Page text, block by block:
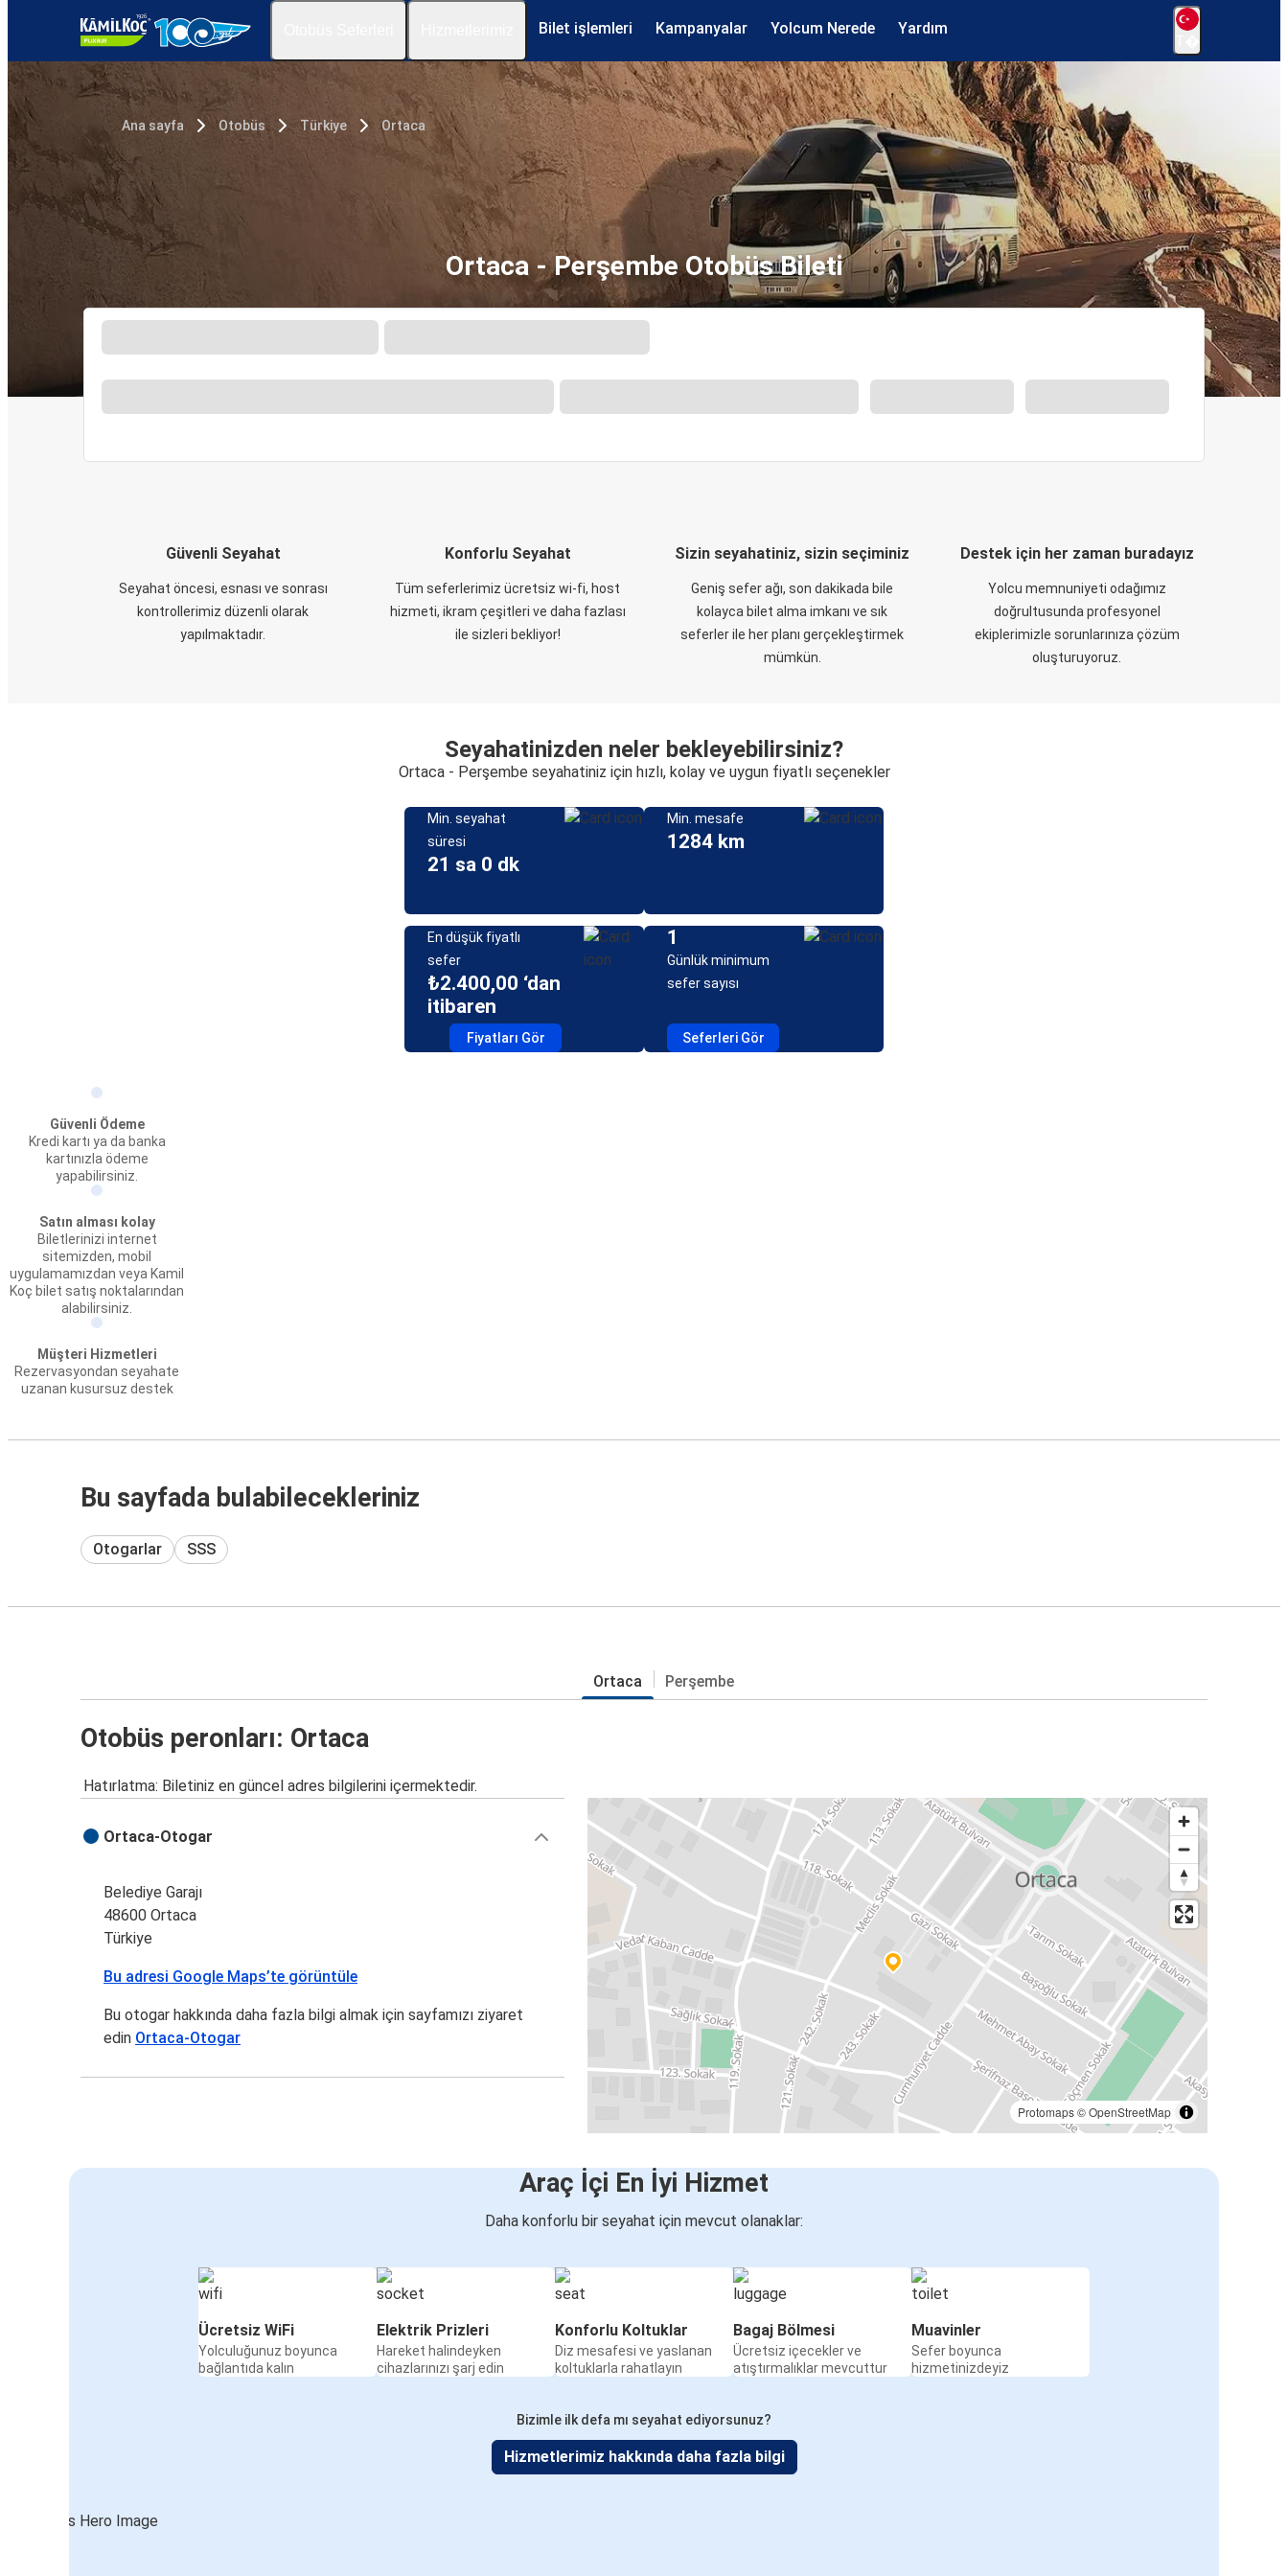
Bilet işlemleri Kampanyalar Yolcum Nerede Yardım
Ana sayfa Otobüs Türkiye Ortaca
Ortaca - Perşembe Otobüs Bileti
Güvenli Seyahat
Seyahat öncesi, esnası ve sonrası
kontrollerimiz düzenli olarak
yapılmaktadır.
Konforlu Seyahat
Tüm seferlerimiz ücretsiz wi-fi, host
hizmeti, ikram çeşitleri ve daha fazlası
ile sizleri bekliyor!
Sizin seyahatiniz, sizin seçiminiz
Geniş sefer ağı, son dakikada bile
kolayca bilet alma imkanı ve sık
seferler ile her planı gerçekleştirmek
mümkün.
Destek için her zaman buradayız
Yolcu memnuniyeti odağımız
doğrultusunda profesyonel
ekiplerimizle sorunlarınıza çözüm
oluşturuyoruz.
Seyahatinizden neler bekleyebilirsiniz?
Ortaca - Perşembe seyahatiniz için hızlı, kolay ve uygun fiyatlı seçenekler
Min. seyahat
süresi
21 sa 0 dk
Min. mesafe
1284 km
En düşük fiyatlı
sefer
₺2.400,00 ‘dan
itibaren
Fiyatları Gör
1
Günlük minimum
sefer sayısı
Seferleri Gör
Güvenli Ödeme
Kredi kartı ya da banka
kartınızla ödeme
yapabilirsiniz.
Satın alması kolay
Biletlerinizi internet
sitemizden, mobil
uygulamamızdan veya Kamil
Koç bilet satış noktalarından
alabilirsiniz.
Müşteri Hizmetleri
Rezervasyondan seyahate
uzanan kusursuz destek
Bu sayfada bulabilecekleriniz
Otogarlar SSS
Ortaca Perşembe
Otobüs peronları: Ortaca
Hatırlatma: Biletiniz en güncel adres bilgilerini içermektedir.
Protomaps©OpenStreetMap
Ortaca-Otogar
Belediye Garajı
48600 Ortaca
Türkiye
Bu adresi Google Maps’te görüntüle
Bu otogar hakkında daha fazla bilgi almak için sayfamızı ziyaret
edin Ortaca-Otogar
Araç İçi En İyi Hizmet
Daha konforlu bir seyahat için mevcut olanaklar:
Ücretsiz WiFi
Yolculuğunuz boyunca
bağlantıda kalın
Elektrik Prizleri
Hareket halindeyken
cihazlarınızı şarj edin
Konforlu Koltuklar
Diz mesafesi ve yaslanan
koltuklarla rahatlayın
Bagaj Bölmesi
Ücretsiz içecekler ve
atıştırmalıklar mevcuttur
Muavinler
Sefer boyunca
hizmetinizdeyiz
Bizimle ilk defa mı seyahat ediyorsunuz?
Hizmetlerimiz hakkında daha fazla bilgi